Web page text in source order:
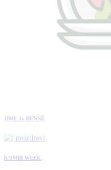
JÍME 3x DENNĚ
KOMBI WEEK